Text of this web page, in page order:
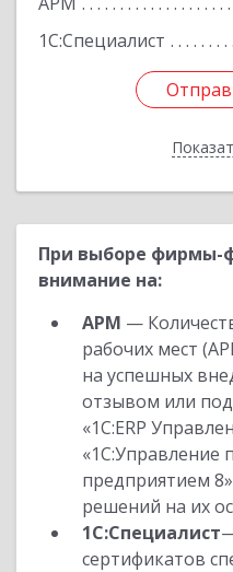
1С:Специалист
При выборе фирмы-
внимание на:
АРМ —
рабочих мест
на успешных
отзывом или
«1С:ERP
«1С:Управление
предприятием
решений на их
1С:Специалист
сертификатов